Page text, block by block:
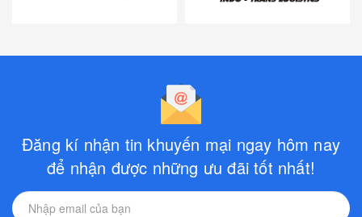
Đăng kí nhận tin khuyến mại ngay hôm nay
để nhận được những ưu đãi tốt nhất!